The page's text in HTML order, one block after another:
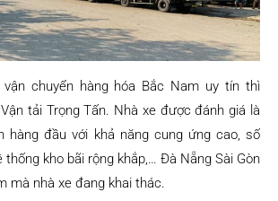
chuyển hàng hóa Bắc Nam uy tín thì
tải Trọng Tấn. Nhà xe được đánh giá là
hàng đầu với khả năng cung ứng cao, số
thống kho bãi rộng khắp,… Đà Nẵng Sài Gòn
mà nhà xe đang khai thác.